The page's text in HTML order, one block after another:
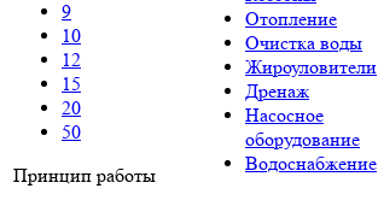
9
10
12
15
20
50
Принцип работы
Отопление
Очистка воды
Жироуловители
Дренаж
Насосное
оборудование
Водоснабжение